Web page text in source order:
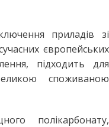
приладів зі
європейських
підходить для
споживаною
полікарбонату,